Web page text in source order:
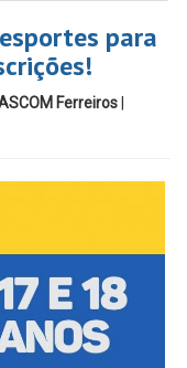
para
Ferreiros